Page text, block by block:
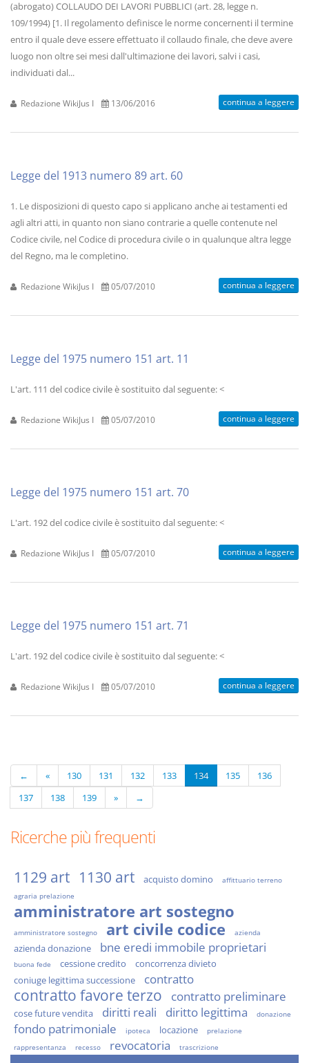
(abrogato) COLLAUDO DEI LAVORI PUBBLICI (art. 28, legge n.
109/1994) [1. Il regolamento definisce le norme concernenti il termine
entro il quale deve essere effettuato il collaudo finale, che deve avere
luogo non oltre sei mesi dall'ultimazione dei lavori, salvi i casi,
individuati dal...
Redazione WikiJus I 13/06/2016 continua a leggere
Legge del 1913 numero 89 art. 60
1. Le disposizioni di questo capo si applicano anche ai testamenti ed
agli altri atti, in quanto non siano contrarie a quelle contenute nel
Codice civile, nel Codice di procedura civile o in qualunque altra legge
del Regno, ma le completino.
Redazione WikiJus I 05/07/2010 continua a leggere
Legge del 1975 numero 151 art. 11
L'art. 111 del codice civile è sostituito dal seguente: <
Redazione WikiJus I 05/07/2010 continua a leggere
Legge del 1975 numero 151 art. 70
L'art. 192 del codice civile è sostituito dal seguente: <
Redazione WikiJus I 05/07/2010 continua a leggere
Legge del 1975 numero 151 art. 71
L'art. 192 del codice civile è sostituito dal seguente: <
Redazione WikiJus I 05/07/2010 continua a leggere
← « 130 131 132 133 134 135
136
137
138 139 » →
Ricerche più frequenti
1129 art 1130 art acquisto domino
affittuario terreno
agraria prelazione
amministratore art sostegno
amministratore sostegno art civile codice azienda
azienda donazione bne eredi immobile proprietari
buona fede cessione credito
concorrenza divieto
coniuge legittima successione
contratto
contratto favore terzo contratto preliminare
cose future vendita diritti reali diritto legittima donazione
fondo patrimoniale ipoteca locazione
prelazione
rappresentanza
recesso revocatoria trascrizione